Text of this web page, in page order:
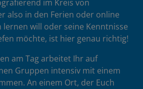
im Kreis von
also in den Ferien oder online
lernen will oder seine Kenntnisse
möchte, ist hier genau richtig!
am Tag arbeitet Ihr auf
Gruppen intensiv mit einem
An einem Ort, der Euch